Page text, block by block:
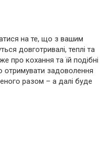
на те, що з вашим
довготривалі, теплі та
про кохання та їй подібні
отримувати задоволення
разом – а далі буде